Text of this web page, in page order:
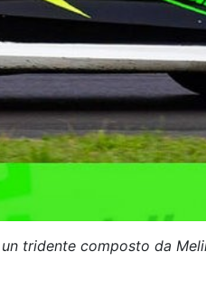
tridente composto da